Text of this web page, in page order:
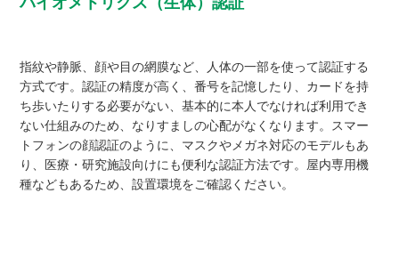
指紋や静脈、顔や目の網膜など、人体の一部を使って認証する
方式です。認証の精度が高く、番号を記憶したり、カードを持
ち歩いたりする必要がない、基本的に本人でなければ利用でき
ない仕組みのため、なりすましの心配がなくなります。スマー
トフォンの顔認証のように、マスクやメガネ対応のモデルもあ
り、医療・研究施設向けにも便利な認証方法です。屋内専用機
種などもあるため、設置環境をご確認ください。